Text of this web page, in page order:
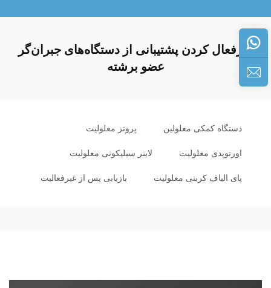
غیرفعال کردن پشتیبانی از دستگاه‌های جبران‌گر
عضو برشته
دستگاه کمکی معلولین پروتز معلولیت
اورتوپدی معلولیت لاینر سیلیکونی معلولیت
پای الیاف کربنی معلولیت بازیابی پس از غیرفعالیت